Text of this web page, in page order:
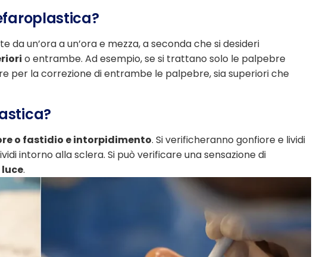
un’ora a un’ora e mezza, a seconda che si desideri
o entrambe. Ad esempio, se si trattano solo le palpebre
per la correzione di entrambe le palpebre, sia superiori che
o fastidio e intorpidimento. Si verificheranno gonfiore e lividi
intorno alla sclera. Si può verificare una sensazione di
.